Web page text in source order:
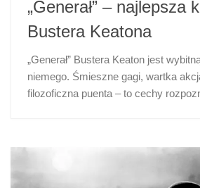
„Generał” – najlepsza
Bustera Keatona
„Generał” Bustera Keaton jest
niemego. Śmieszne gagi, wartka
filozoficzna puenta – to cechy